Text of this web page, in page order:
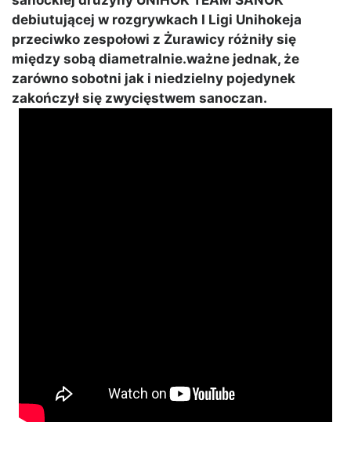
debiutującej w rozgrywkach I Ligi Unihokeja
przeciwko zespołowi z Żurawicy różniły się
między sobą diametralnie.ważne jednak, że
zarówno sobotni jak i niedzielny pojedynek
zakończył się zwycięstwem sanoczan.